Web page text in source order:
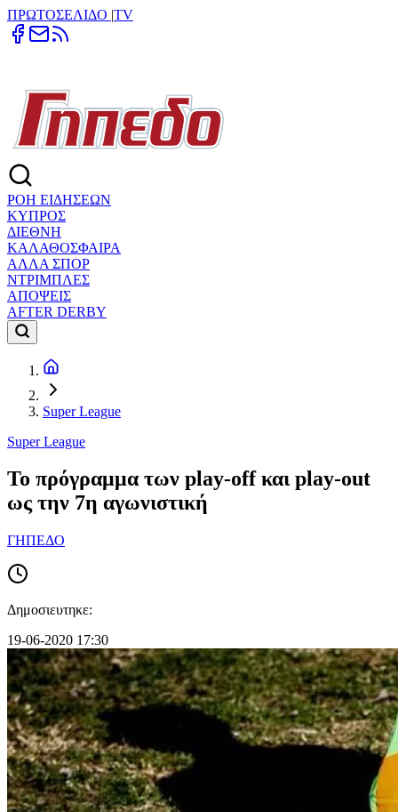
ΠΡΩΤΟΣΕΛΙΔΟ |TV
ΡΟΗ ΕΙΔΗΣΕΩΝ
ΚΥΠΡΟΣ
ΔΙΕΘΝΗ
ΚΑΛΑΘΟΣΦΑΙΡΑ
ΑΛΛΑ ΣΠΟΡ
ΝΤΡΙΜΠΛΕΣ
ΑΠΟΨΕΙΣ
AFTER DERBY
Super League
Super League
Το πρόγραμμα των play-off και play-out
ως την 7η αγωνιστική
ΓΗΠΕΔΟ
Δημοσιευτηκε:
19-06-2020 17:30